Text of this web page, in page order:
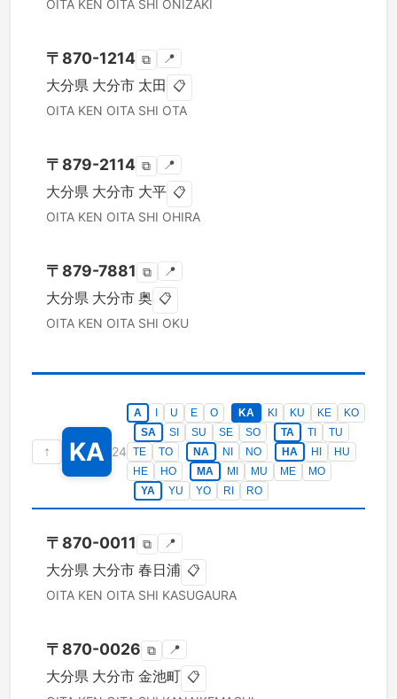
OITA KEN OITA SHI ONIZAKI
〒 870-1214 ⧉ 📍
大分県 大分市 太田 📋
OITA KEN OITA SHI OTA
〒 879-2114 ⧉ 📍
大分県 大分市 大平 📋
OITA KEN OITA SHI OHIRA
〒 879-7881 ⧉ 📍
大分県 大分市 奥 📋
OITA KEN OITA SHI OKU
↑ KA 24
A U E O KA KI KU KE
KO
SA
SI SU SE SO TA TI
TU
TE
TO NA NI NO HA HI
HU
HE
HO MA MI MU ME
MO
YA
YU YO RI RO
〒 870-0011 ⧉ 📍
大分県 大分市 春日浦 📋
OITA KEN OITA SHI KASUGAURA
〒 870-0026 ⧉ 📍
大分県 大分市 金池町 📋